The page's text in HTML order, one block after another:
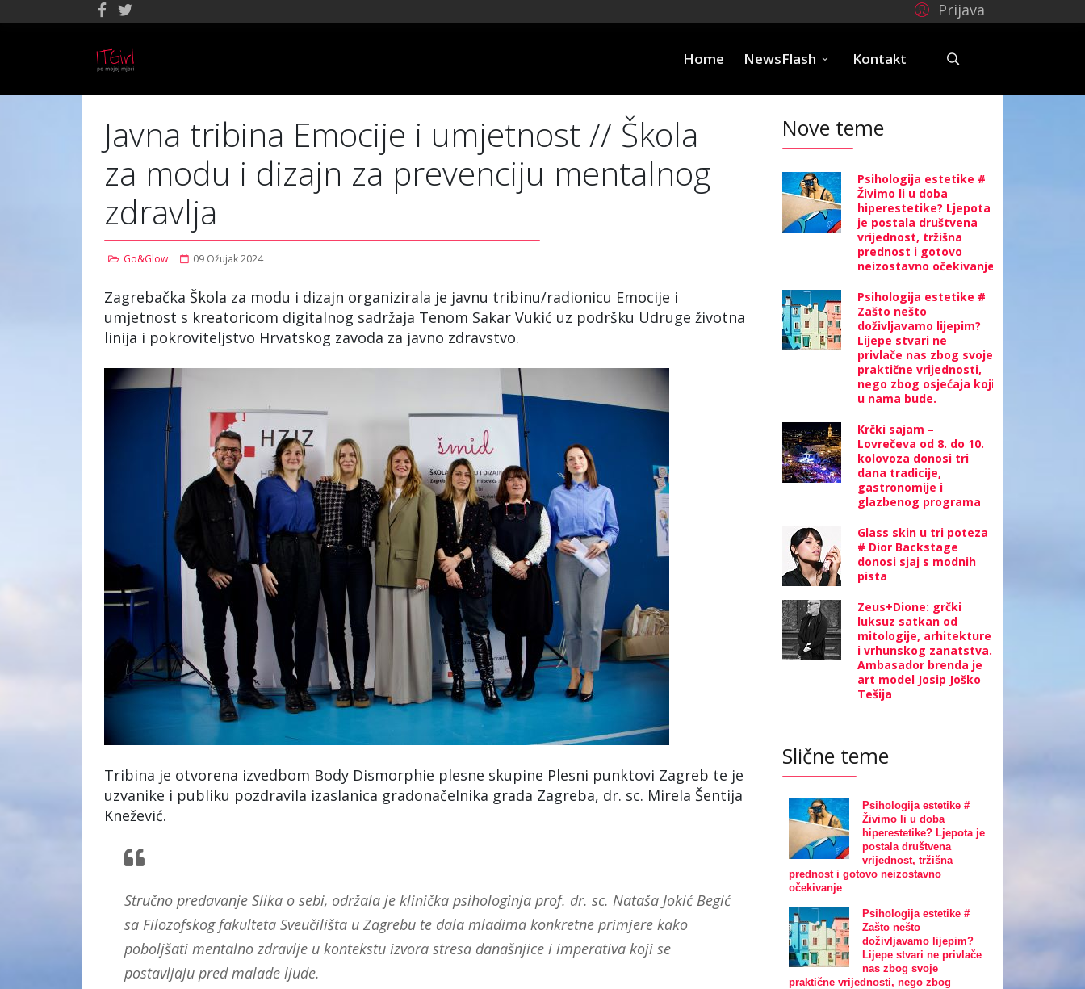
Prijava
Home NewsFlash Kontakt
Javna tribina Emocije i umjetnost // Škola
za modu i dizajn za prevenciju mentalnog
zdravlja
Go&Glow 09 Ožujak 2024
Zagrebačka Škola za modu i dizajn organizirala je javnu tribinu/radionicu Emocije i
umjetnost s kreatoricom digitalnog sadržaja Tenom Sakar Vukić uz podršku Udruge životna
linija i pokroviteljstvo Hrvatskog zavoda za javno zdravstvo.
Tribina je otvorena izvedbom Body Dismorphie plesne skupine Plesni punktovi Zagreb te je
uzvanike i publiku pozdravila izaslanica gradonačelnika grada Zagreba, dr. sc. Mirela Šentija
Knežević.
Stručno predavanje Slika o sebi, održala je klinička psihologinja prof. dr. sc. Nataša Jokić Begić
sa Filozofskog fakulteta Sveučilišta u Zagrebu te dala mladima konkretne primjere kako
poboljšati mentalno zdravlje u kontekstu izvora stresa današnjice i imperativa koji se
postavljaju pred malade ljude.
Nove teme
Psihologija estetike #
Živimo li u doba
hiperestetike? Ljepota
je postala društvena
vrijednost, tržišna
prednost i gotovo
neizostavno očekivanje
Psihologija estetike #
Zašto nešto
doživljavamo lijepim?
Lijepe stvari ne
privlače nas zbog svoje
praktične vrijednosti,
nego zbog osjećaja koji
u nama bude.
Krčki sajam –
Lovrečeva od 8. do 10.
kolovoza donosi tri
dana tradicije,
gastronomije i
glazbenog programa
Glass skin u tri poteza
# Dior Backstage
donosi sjaj s modnih
pista
Zeus+Dione: grčki
luksuz satkan od
mitologije, arhitekture
i vrhunskog zanatstva.
Ambasador brenda je
art model Josip Joško
Tešija
Slične teme
Psihologija estetike #
Živimo li u doba
hiperestetike? Ljepota je
postala društvena
vrijednost, tržišna
prednost i gotovo neizostavno
očekivanje
Psihologija estetike #
Zašto nešto
doživljavamo lijepim?
Lijepe stvari ne privlače
nas zbog svoje
praktične vrijednosti, nego zbog